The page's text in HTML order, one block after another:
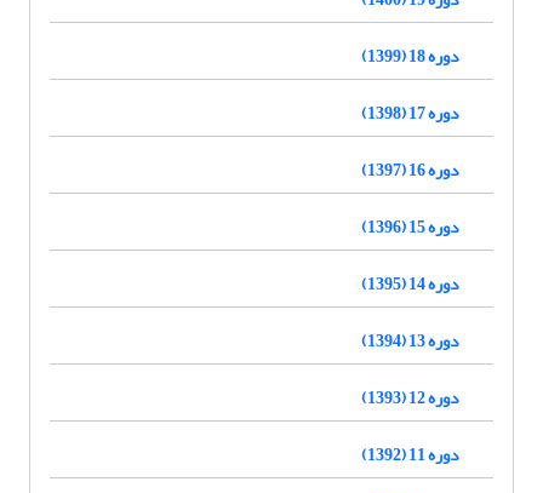
دوره 18 (1399)
دوره 17 (1398)
دوره 16 (1397)
دوره 15 (1396)
دوره 14 (1395)
دوره 13 (1394)
دوره 12 (1393)
دوره 11 (1392)